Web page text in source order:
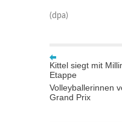
(dpa)
Kittel siegt mit
Etappe
Volleyballerinnen
Grand Prix